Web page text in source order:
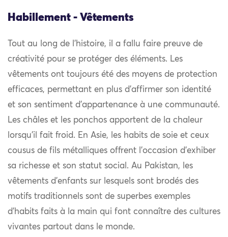
Habillement - Vêtements
Tout au long de l’histoire, il a fallu faire preuve de
créativité pour se protéger des éléments. Les
vêtements ont toujours été des moyens de protection
efficaces, permettant en plus d’affirmer son identité
et son sentiment d’appartenance à une communauté.
Les châles et les ponchos apportent de la chaleur
lorsqu’il fait froid. En Asie, les habits de soie et ceux
cousus de fils métalliques offrent l’occasion d’exhiber
sa richesse et son statut social. Au Pakistan, les
vêtements d’enfants sur lesquels sont brodés des
motifs traditionnels sont de superbes exemples
d’habits faits à la main qui font connaître des cultures
vivantes partout dans le monde.